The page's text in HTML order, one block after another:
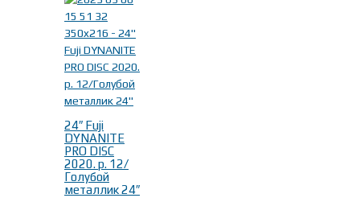
24″ Fuji
DYNANITE
PRO DISC
2020. р. 12/
Голубой
металлик 24″